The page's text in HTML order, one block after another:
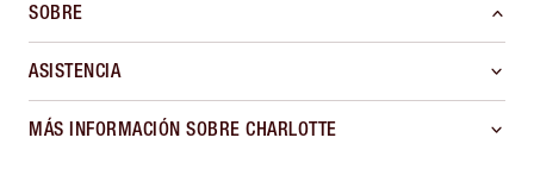
SOBRE
ASISTENCIA
MÁS INFORMACIÓN SOBRE CHARLOTTE